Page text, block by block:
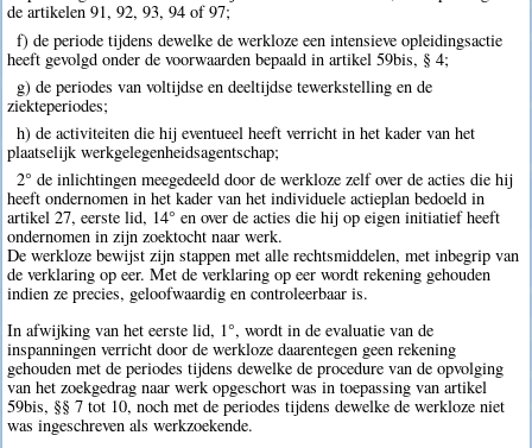
de artikelen 91, 92, 93, 94 of 97;
f) de periode tijdens dewelke de werkloze een intensieve opleidingsactie
heeft gevolgd onder de voorwaarden bepaald in artikel 59bis, § 4;
g) de periodes van voltijdse en deeltijdse tewerkstelling en de
ziekteperiodes;
h) de activiteiten die hij eventueel heeft verricht in het kader van het
plaatselijk werkgelegenheidsagentschap;
2° de inlichtingen meegedeeld door de werkloze zelf over de acties die hij
heeft ondernomen in het kader van het individuele actieplan bedoeld in
artikel 27, eerste lid, 14° en over de acties die hij op eigen initiatief heeft
ondernomen in zijn zoektocht naar werk.
De werkloze bewijst zijn stappen met alle rechtsmiddelen, met inbegrip van
de verklaring op eer. Met de verklaring op eer wordt rekening gehouden
indien ze precies, geloofwaardig en controleerbaar is.
In afwijking van het eerste lid, 1°, wordt in de evaluatie van de
inspanningen verricht door de werkloze daarentegen geen rekening
gehouden met de periodes tijdens dewelke de procedure van de opvolging
van het zoekgedrag naar werk opgeschort was in toepassing van artikel
59bis, §§ 7 tot 10, noch met de periodes tijdens dewelke de werkloze niet
was ingeschreven als werkzoekende.